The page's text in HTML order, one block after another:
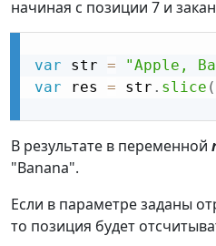
начиная с позиции 7 и
var str = "Apple,
var res = str . slice (
В результате в переменной
"Banana".
Если в параметре заданы
то позиция будет